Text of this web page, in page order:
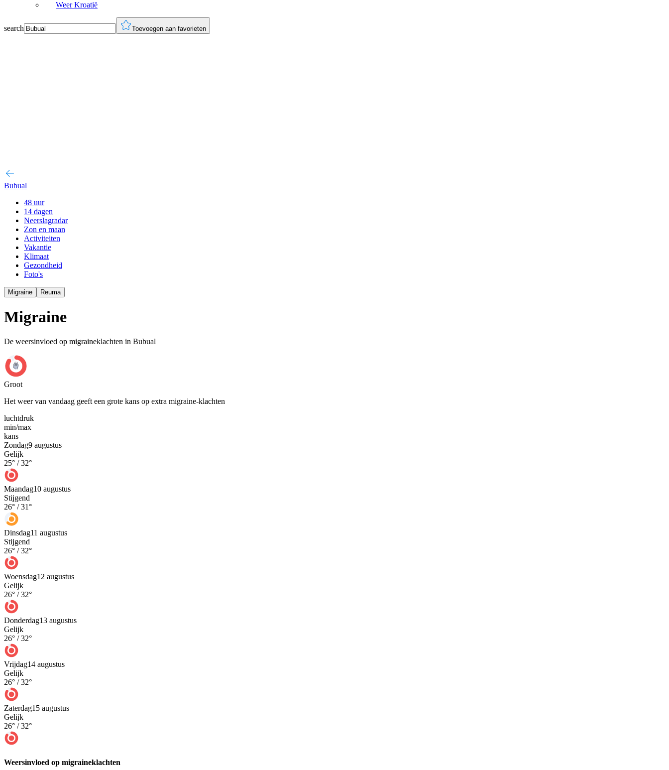
Weer Kroatië
search Toevoegen aan favorieten
Bubual
48 uur
14 dagen
Neerslagradar
Zon en maan
Activiteiten
Vakantie
Klimaat
Gezondheid
Foto's
Migraine Reuma
Migraine
De weersinvloed op migraineklachten in Bubual
Groot
Het weer van vandaag geeft een grote kans op extra migraine-klachten
luchtdruk
min/max
kans
Zondag9 augustus
Gelijk
25° /32°
Maandag10 augustus
Stijgend
26° /31°
Dinsdag11 augustus
Stijgend
26° /32°
Woensdag12 augustus
Gelijk
26° /32°
Donderdag13 augustus
Gelijk
26° /32°
Vrijdag14 augustus
Gelijk
26° /32°
Zaterdag15 augustus
Gelijk
26° /32°
Weersinvloed op migraineklachten